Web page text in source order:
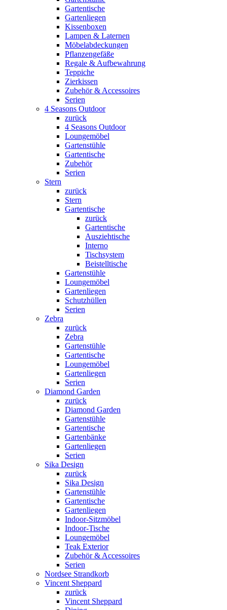
Gartentische
Gartenliegen
Kissenboxen
Lampen & Laternen
Möbelabdeckungen
Pflanzengefäße
Regale & Aufbewahrung
Teppiche
Zierkissen
Zubehör & Accessoires
Serien
4 Seasons Outdoor
zurück
4 Seasons Outdoor
Loungemöbel
Gartenstühle
Gartentische
Zubehör
Serien
Stern
zurück
Stern
Gartentische
zurück
Gartentische
Ausziehtische
Interno
Tischsystem
Beistelltische
Gartenstühle
Loungemöbel
Gartenliegen
Schutzhüllen
Serien
Zebra
zurück
Zebra
Gartenstühle
Gartentische
Loungemöbel
Gartenliegen
Serien
Diamond Garden
zurück
Diamond Garden
Gartenstühle
Gartentische
Gartenbänke
Gartenliegen
Serien
Sika Design
zurück
Sika Design
Gartenstühle
Gartentische
Gartenliegen
Indoor-Sitzmöbel
Indoor-Tische
Loungemöbel
Teak Exterior
Zubehör & Accessoires
Serien
Nordsee Strandkorb
Vincent Sheppard
zurück
Vincent Sheppard